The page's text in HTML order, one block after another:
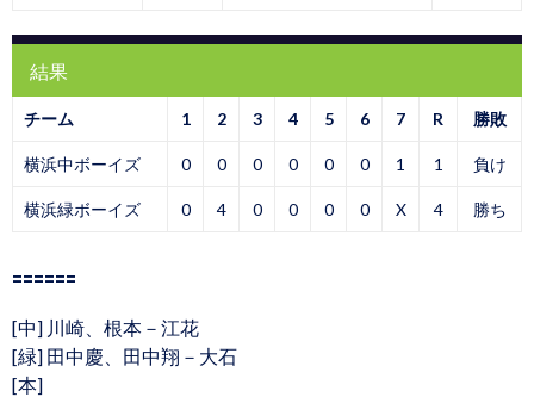
結果
チーム 1 2 3 4 5 6 7 R 勝敗
横浜中ボーイズ 0 0 0 0 0 0 1 1 負け
横浜緑ボーイズ 0 4 0 0 0 0 X 4 勝ち
======
[中] 川崎、根本－江花
[緑] 田中慶、田中翔－大石
[本]